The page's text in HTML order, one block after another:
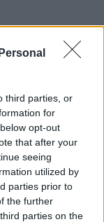
third parties, or
for
opt-out
that after your
seeing
utilized by
parties prior to
the further
parties on the